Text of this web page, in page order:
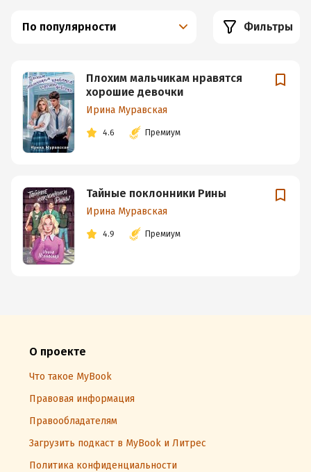
По популярности Фильтры
Плохим мальчикам нравятся
хорошие девочки
Ирина Муравская
4.6 Премиум
Тайные поклонники Рины
Ирина Муравская
4.9 Премиум
О проекте
Что такое MyBook
Правовая информация
Правообладателям
Загрузить подкаст в MyBook и Литрес
Политика конфиденциальности